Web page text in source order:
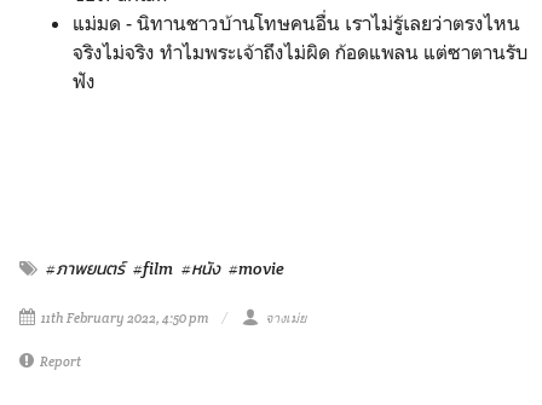
แม่มด - นิทานชาวบ้านโทษคนอื่น เราไม่รู้เลยว่าตรงไหน
จริงไม่จริง ทำไมพระเจ้าถึงไม่ผิด ก้อดแพลน แต่ซาตานรับ
ฟัง
#ภาพยนตร์ #film #หนัง #movie
11th February 2022, 4:50 pm จางเม่ย
Report